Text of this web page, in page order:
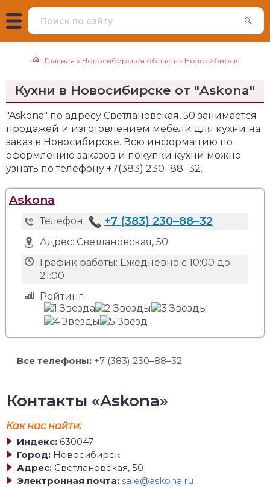
Главная » Новосибирская область » Новосибирск
Кухни в Новосибирске от "Askona"
"Askona" по адресу Светлановская, 50 занимается
продажей и изготовлением мебели для кухни на
заказ в Новосибирске. Всю информацию по
оформлению заказов и покупки кухни можно
узнать по телефону +7(383) 230‒88‒32.
Askona
Телефон: +7 (383) 230‒88‒32
Адрес: Светлановская, 50
График работы: Ежедневно с 10:00 до
21:00
Рейтинг:
Все телефоны: +7 (383) 230‒88‒32
Контакты «Askona»
Как нас найти:
Индекс: 630047
Город: Новосибирск
Адрес: Светлановская, 50
Электронная почта: sale@askona.ru